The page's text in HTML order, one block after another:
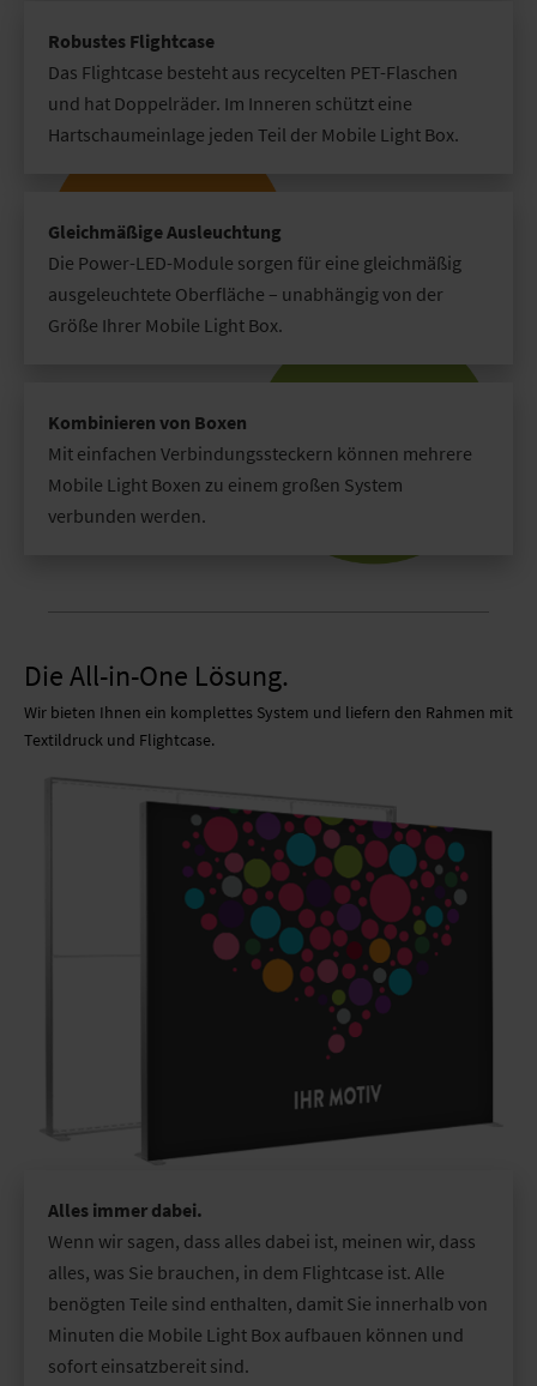
Robustes Flightcase
Das Flightcase besteht aus recycelten PET-Flaschen
und hat Doppelräder. Im Inneren schützt eine
Hartschaum­einlage jeden Teil der Mobile Light Box.
Gleichmäßige Ausleuchtung
Die Power-LED-Module sorgen für eine gleichmäßig
ausgeleuchtete Oberfläche – unabhängig von der
Größe Ihrer Mobile Light Box.
Kombinieren von Boxen
Mit einfachen Verbindungssteckern können mehrere
Mobile Light Boxen zu einem großen System
verbunden werden.
Die All-in-One Lösung.
Wir bieten Ihnen ein komplettes System und liefern den Rahmen mit
Textildruck und Flightcase.
Alles immer dabei.
Wenn wir sagen, dass alles dabei ist, meinen wir, dass
alles, was Sie brauchen, in dem Flightcase ist. Alle
benögten Teile sind enthalten, damit Sie innerhalb von
Minuten die Mobile Light Box aufbauen können und
sofort einsatzbereit sind.